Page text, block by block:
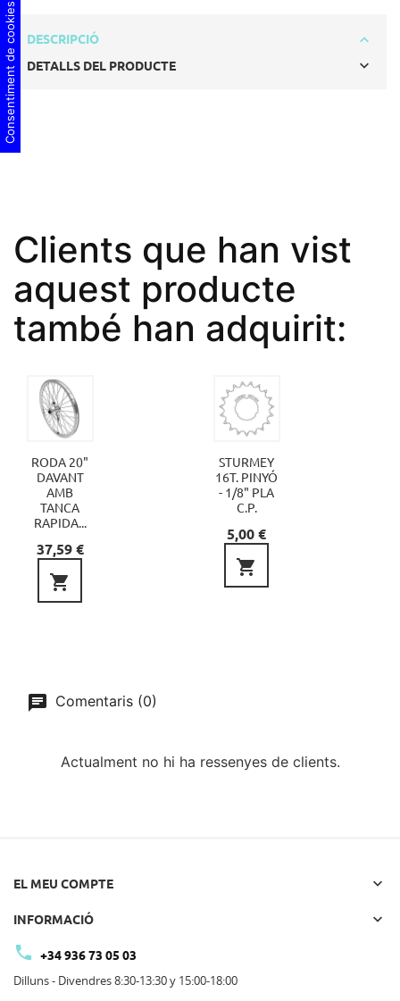
DESCRIPCIÓ
DETALLS DEL PRODUCTE
Clients que han vist
aquest producte
també han adquirit:
RODA 20"
DAVANT
AMB
TANCA
RAPIDA...
Preu
37,59 €

STURMEY
16T. PINYÓ
- 1/8" PLA
C.P.
Preu
5,00 €

Comentaris (0)
Actualment no hi ha ressenyes de clients.
EL MEU COMPTE 
INFORMACIÓ 
 +34 936 73 05 03
Dilluns - Divendres 8:30-13:30 y 15:00-18:00
Consentiment de cookies